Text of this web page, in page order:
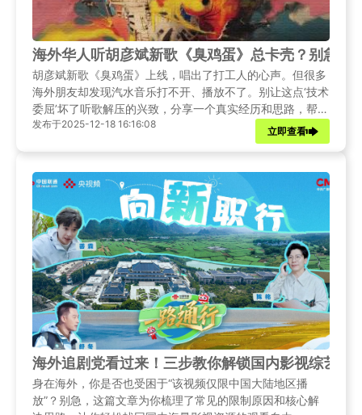
海外华人听胡彦斌新歌《臭鸡蛋》总卡壳？别急，
胡彦斌新歌《臭鸡蛋》上线，唱出了打工人的心声。但很多
海外朋友却发现汽水音乐打不开、播放不了。别让这点‘技术
委屈’坏了听歌解压的兴致，分享一个真实经历和思路，帮你
找回那份‘顺气’的畅快。
发布于2025-12-18 16:16:08
立即查看
海外追剧党看过来！三步教你解锁国内影视综艺，
身在海外，你是否也受困于“该视频仅限中国大陆地区播
放”？别急，这篇文章为你梳理了常见的限制原因和核心解